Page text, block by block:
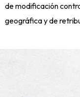
de modificación
geográfica y de